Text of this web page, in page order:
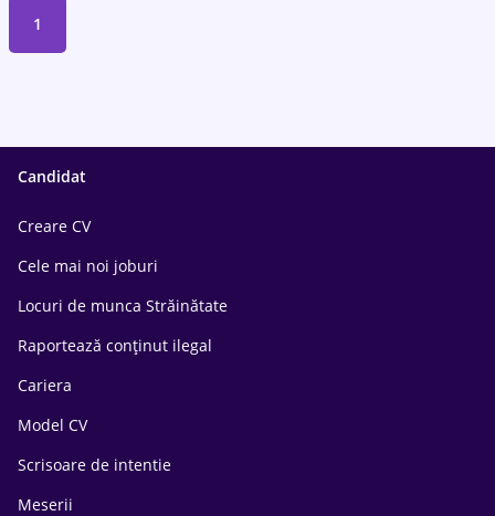
1
Candidat
Creare CV
Cele mai noi joburi
Locuri de munca Străinătate
Raportează conținut ilegal
Cariera
Model CV
Scrisoare de intentie
Meserii